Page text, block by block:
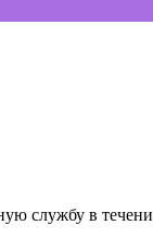
службу в